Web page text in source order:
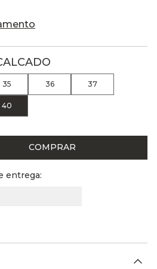
35 36 37
40
COMPRAR
entrega: